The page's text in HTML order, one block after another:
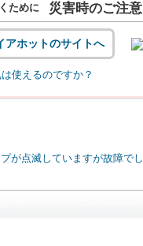
ために 災害時のご注意
使えるのですか？
が点滅していますが故障でし